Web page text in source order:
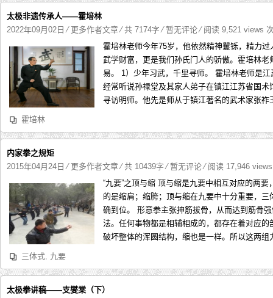
太极非遗传承人——霍培林
2022年09月02日 ⁄ 更多作者文章⁄ 共 7174字⁄暂无评论⁄ 阅读 9,521 views
霍培林老师今年75岁，他依然精神矍铄，精力
武学财富，更是我们孙氏门人的骄傲。霍培林
易。 1）少年习武，千里寻师。 霍培林老师是
经常听说孙禄堂及其家人弟子在镇江江苏省国
寻访明师。他先是师从于镇江著名的武术家张祚
霍培林
内家拳之规矩
2015年04月24日 ⁄ 更多作者文章⁄ 共 10439字⁄暂无评论⁄ 阅读 17,946
“九要”之顶与缩 顶与缩是九要中相互对应的两
的是缩肩；缩胯；顶与缩在九要中十分重要，
确到位。 形意拳主张抻筋拔骨，从而达到筋骨
法。任何事物都是相辅相成的，都存在着对应
破坏整体的浑圆结构，缩也是一样。所以这两组
三体式, 九要
太极拳讲稿——支燮棠（下）